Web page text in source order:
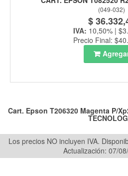
(049-032)
$
IVA: 10,50% |
Precio Final:
Cart. Epson T206320 Magenta P/
Los precios NO incluyen IVA.
Actualización: 07/